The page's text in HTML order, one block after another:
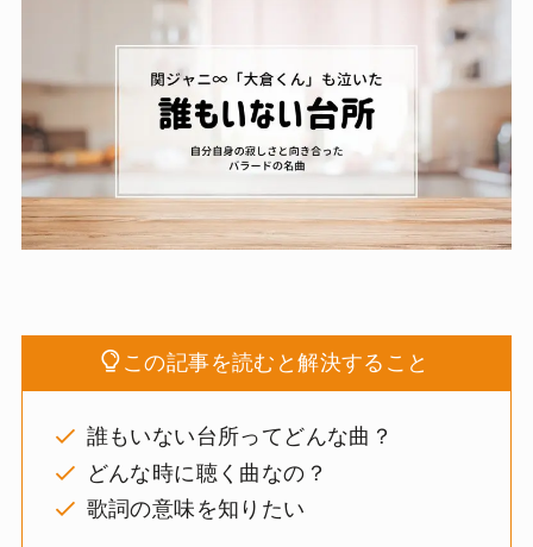
この記事を読むと解決すること
誰もいない台所ってどんな曲？
どんな時に聴く曲なの？
歌詞の意味を知りたい